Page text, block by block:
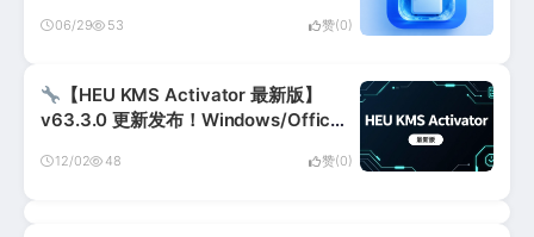
06/29 53 赞(0)
【HEU KMS Activator 最新版】
v63.3.0 更新发布！Windows/Office
12/02 48 赞(0)